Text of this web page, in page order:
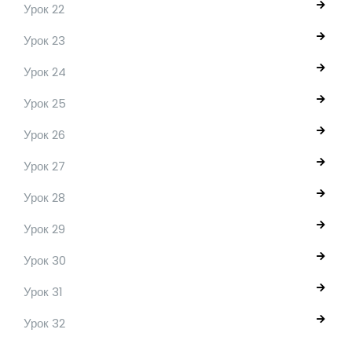
Урок 22
Урок 23
Урок 24
Урок 25
Урок 26
Урок 27
Урок 28
Урок 29
Урок 30
Урок 31
Урок 32